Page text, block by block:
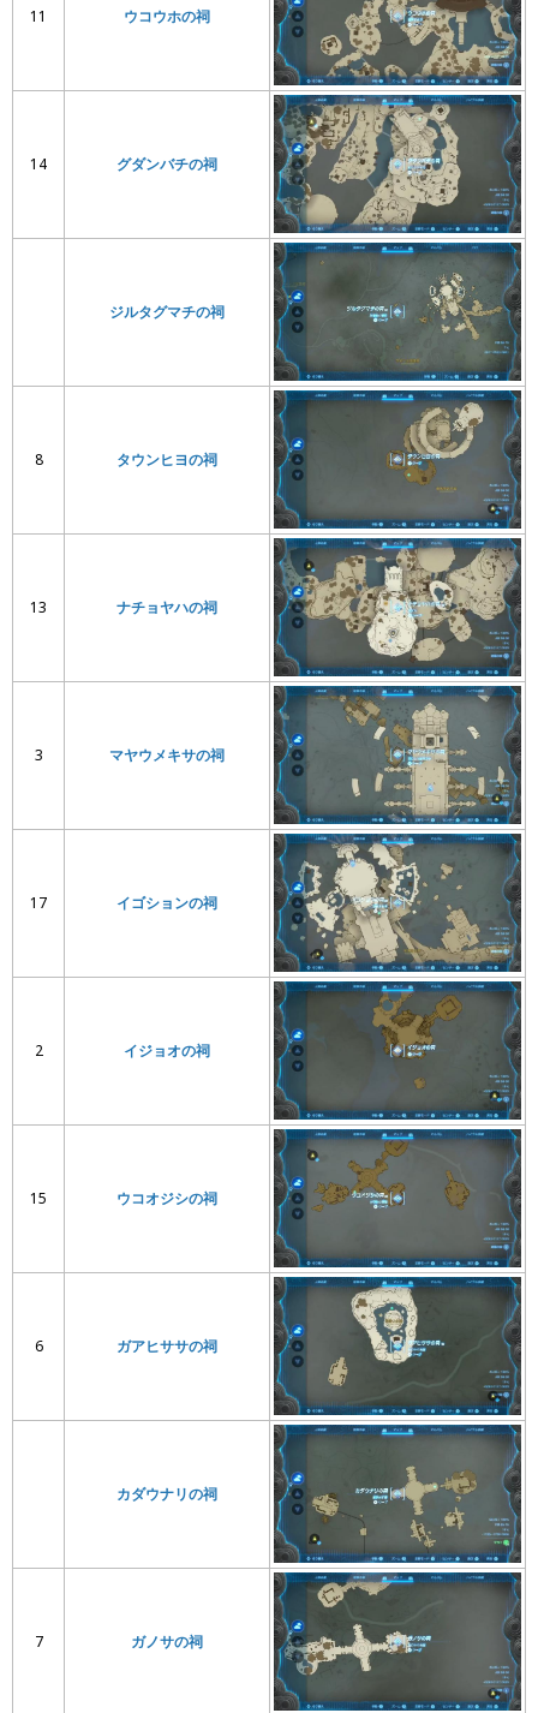
11 ウコウホの祠
14 グダンバチの祠
ジルタグマチの祠
8 タウンヒヨの祠
13 ナチョヤハの祠
3 マヤウメキサの祠
17 イゴションの祠
2 イジョオの祠
15 ウコオジシの祠
6 ガアヒササの祠
カダウナリの祠
7 ガノサの祠